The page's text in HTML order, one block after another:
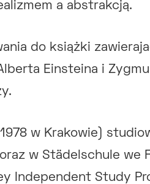
a abstrakcją.
do książki
Einsteina i
w Krakowie)
w Städelschule we
Independent Study